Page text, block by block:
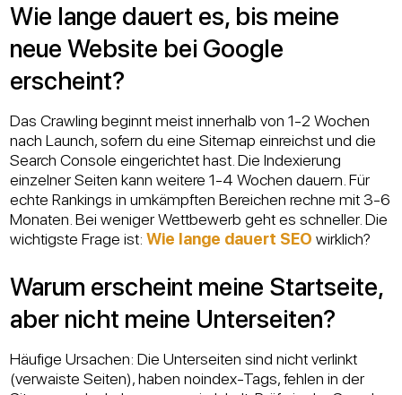
Wie lange dauert es, bis meine
neue Website bei Google
erscheint?
Das Crawling beginnt meist innerhalb von 1-2 Wochen
nach Launch, sofern du eine Sitemap einreichst und die
Search Console eingerichtet hast. Die Indexierung
einzelner Seiten kann weitere 1-4 Wochen dauern. Für
echte Rankings in umkämpften Bereichen rechne mit 3-6
Monaten. Bei weniger Wettbewerb geht es schneller. Die
wichtigste Frage ist:Wie lange dauert SEO wirklich?
Warum erscheint meine Startseite,
aber nicht meine Unterseiten?
Häufige Ursachen: Die Unterseiten sind nicht verlinkt
(verwaiste Seiten), haben noindex-Tags, fehlen in der